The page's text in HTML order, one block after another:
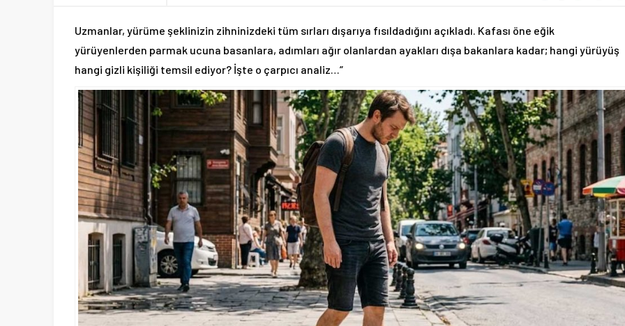
Uzmanlar, yürüme şeklinizin zihninizdeki tüm sırları dışarıya fısıldadığını açıkladı. Kafası öne eğik
yürüyenlerden parmak ucuna basanlara, adımları ağır olanlardan ayakları dışa bakanlara kadar; hangi yürüyüş
hangi gizli kişiliği temsil ediyor? İşte o çarpıcı analiz…”